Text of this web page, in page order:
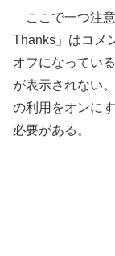
ここで一つ注
Thanks」はコメ
オフになってい
が表示されない
の利用をオンに
必要がある。